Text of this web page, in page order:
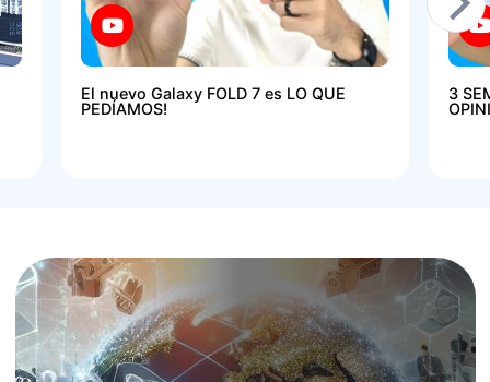
El nuevo Galaxy FOLD 7 es LO QUE
PEDÍAMOS!
3